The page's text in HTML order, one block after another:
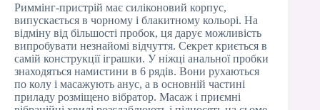
Риммінг-пристрій має силіконовий корпус,
випускається в чорному і блакитному кольорі. На
відміну від більшості пробок, ця дарує можливість
випробувати незнайомі відчуття. Секрет криється в
самій конструкції іграшки. У ніжці анальної пробки
знаходяться намистини в 6 рядів. Вони рухаються
по колу і масажують анус, а в основній частині
приладу розміщено вібратор. Масаж і приємні